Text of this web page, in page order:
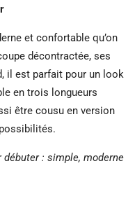
et confortable qu’on
décontractée, ses
il est parfait pour un look
en trois longueurs
être cousu en version
débuter : simple, moderne